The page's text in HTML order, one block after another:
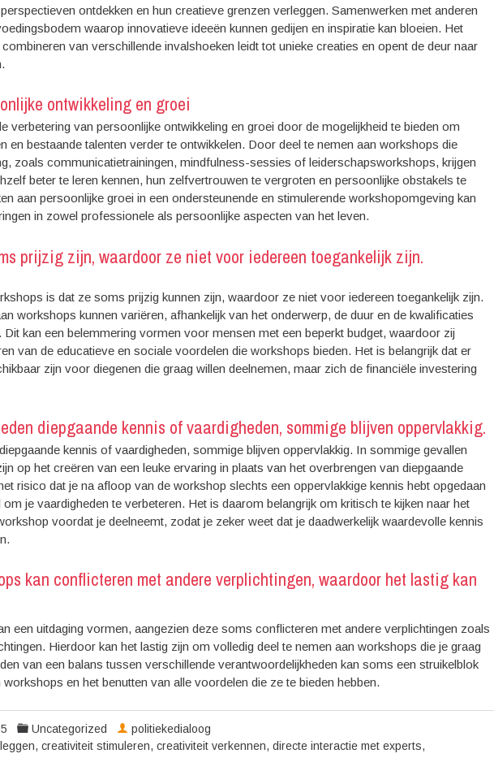
ontdekken en hun creatieve grenzen verleggen. Samenwerken met anderen
waarop innovatieve ideeën kunnen gedijen en inspiratie kan bloeien. Het
van verschillende invalshoeken leidt tot unieke creaties en opent de deur naar
ontwikkeling en groei
verbetering van persoonlijke ontwikkeling en groei door de mogelijkheid te bieden om
en bestaande talenten verder te ontwikkelen. Door deel te nemen aan workshops die
zoals communicatietrainingen, mindfulness-sessies of leiderschapsworkshops, krijgen
beter te leren kennen, hun zelfvertrouwen te vergroten en persoonlijke obstakels te
aan persoonlijke groei in een ondersteunende en stimulerende workshopomgeving kan
in zowel professionele als persoonlijke aspecten van het leven.
prijzig zijn, waardoor ze niet voor iedereen toegankelijk zijn.
is dat ze soms prijzig kunnen zijn, waardoor ze niet voor iedereen toegankelijk zijn.
workshops kunnen variëren, afhankelijk van het onderwerp, de duur en de kwalificaties
Dit kan een belemmering vormen voor mensen met een beperkt budget, waardoor zij
van de educatieve en sociale voordelen die workshops bieden. Het is belangrijk dat er
zijn voor diegenen die graag willen deelnemen, maar zich de financiële investering
diepgaande kennis of vaardigheden, sommige blijven oppervlakkig.
kennis of vaardigheden, sommige blijven oppervlakkig. In sommige gevallen
op het creëren van een leuke ervaring in plaats van het overbrengen van diepgaande
risico dat je na afloop van de workshop slechts een oppervlakkige kennis hebt opgedaan
je vaardigheden te verbeteren. Het is daarom belangrijk om kritisch te kijken naar het
voordat je deelneemt, zodat je zeker weet dat je daadwerkelijk waardevolle kennis
kan conflicteren met andere verplichtingen, waardoor het lastig kan
een uitdaging vormen, aangezien deze soms conflicteren met andere verplichtingen zoals
Hierdoor kan het lastig zijn om volledig deel te nemen aan workshops die je graag
van een balans tussen verschillende verantwoordelijkheden kan soms een struikelblok
en het benutten van alle voordelen die ze te bieden hebben.
Uncategorized
, creativiteit stimuleren, creativiteit verkennen, directe interactie met experts,
politiekedialoog